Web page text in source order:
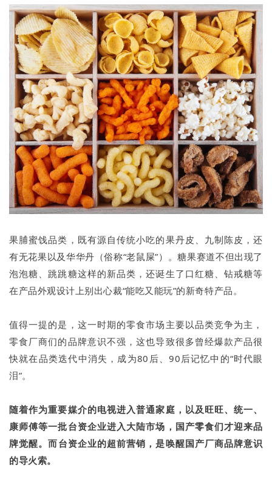
果脯蜜饯品类，既有源自传统小吃的果丹皮、九制陈皮，还
有无花果以及华华丹（俗称“老鼠屎”）。糖果赛道不但出现了
泡泡糖、跳跳糖这样的新品类，还诞生了口红糖、钻戒糖等
在产品外观设计上别出心裁“能吃又能玩”的新奇特产品。
值得一提的是，这一时期的零食市场主要以品类竞争为主，
零食厂商们的品牌意识不强，这也导致很多曾经爆款产品很
快就在品类迭代中消失，成为80后、90后记忆中的“时代眼
泪”。
随着作为重要媒介的电视进入普通家庭，以及旺旺、统一、
康师傅等一批台资企业进入大陆市场，国产零食们才迎来品
牌觉醒。而台资企业的超前营销，是唤醒国产厂商品牌意识
的导火索。